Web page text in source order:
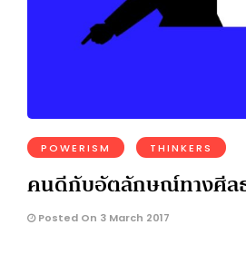
POWERISM THINKERS
คนดีกับอัตลักษณ์ทางศีล
Posted On 3 March 2017